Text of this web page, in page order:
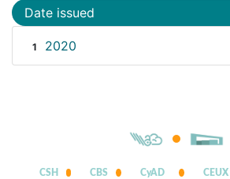
Date issued
1 2020
CSH CBS CyAD CEUX